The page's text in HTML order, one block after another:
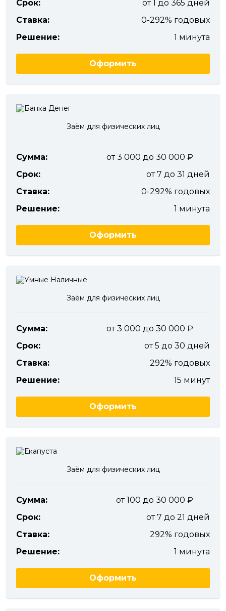
Срок:
от 1 до 365 дней
Ставка:
0-292% годовых
Решение:
1 минута
Оформить
Заём для физических лиц
Сумма:
от 3 000 до 30 000
Срок:
от 7 до 31 дней
Ставка:
0-292% годовых
Решение:
1 минута
Оформить
Заём для физических лиц
Сумма:
от 3 000 до 30 000
Срок:
от 5 до 30 дней
Ставка:
292% годовых
Решение:
15 минут
Оформить
Заём для физических лиц
Сумма:
от 100 до 30 000
Срок:
от 7 до 21 дней
Ставка:
292% годовых
Решение:
1 минута
Оформить